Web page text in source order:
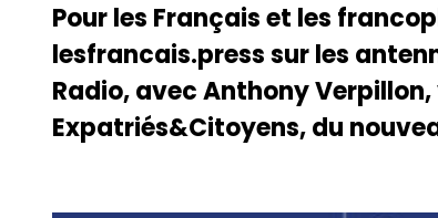
Pour les Français et les
lesfrancais.press sur les
Radio, avec Anthony
Expatriés&Citoyens, du